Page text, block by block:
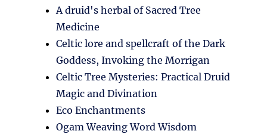
A druid's herbal of Sacred Tree
Medicine
Celtic lore and spellcraft of the Dark
Goddess, Invoking the Morrigan
Celtic Tree Mysteries: Practical Druid
Magic and Divination
Eco Enchantments
Ogam Weaving Word Wisdom